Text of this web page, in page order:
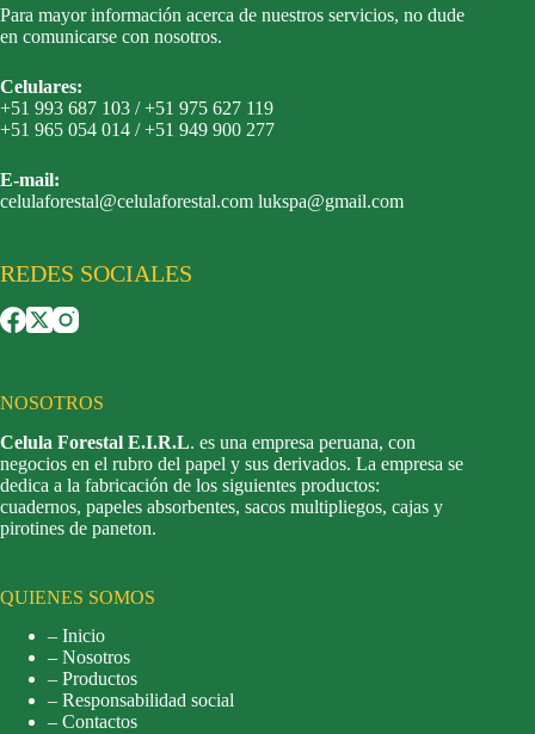
Para mayor información acerca de nuestros servicios, no dude
en comunicarse con nosotros.
Celulares:
+51 993 687 103 / +51 975 627 119
+51 965 054 014 / +51 949 900 277
E-mail:
celulaforestal@celulaforestal.com lukspa@gmail.com
REDES SOCIALES
NOSOTROS
Celula Forestal E.I.R.L. es una empresa peruana, con
negocios en el rubro del papel y sus derivados. La empresa se
dedica a la fabricación de los siguientes productos:
cuadernos, papeles absorbentes, sacos multipliegos, cajas y
pirotines de paneton.
QUIENES SOMOS
– Inicio
– Nosotros
– Productos
– Responsabilidad social
– Contactos